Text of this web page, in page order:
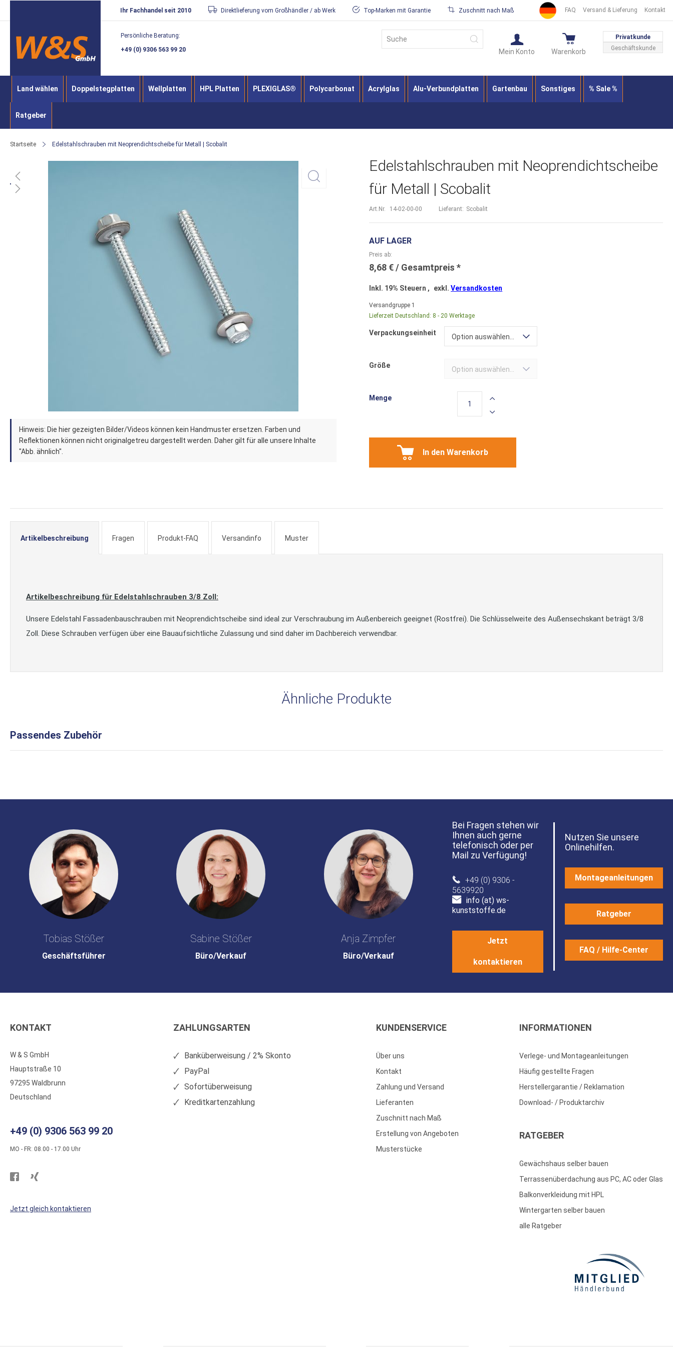
Direkt
zum
Inhalt
FAQ Versand & Lieferung Kontakt
Ihr Fachhandel seit 2010 Direktlieferung vom Großhändler / ab Werk Top-Marken mit Garantie Zuschnitt nach Maß
Privatkunde
Geschäftskunde
Persönliche Beratung:
+49 (0) 9306 563 99 20
Warenkorb
Mein Konto
Suche
Land wählen Doppelstegplatten Wellplatten HPL Platten PLEXIGLAS® Polycarbonat Acrylglas Alu-Verbundplatten Gartenbau Sonstiges % Sale %
Ratgeber
Startseite Edelstahlschrauben mit Neoprendichtscheibe für Metall | Scobalit
Ende
Zum
Anfang
der
Bildergalerie
Hinweis: Die hier gezeigten Bilder/Videos können kein Handmuster ersetzen. Farben und
Reflektionen können nicht originalgetreu dargestellt werden. Daher gilt für alle unsere Inhalte
"Abb. ähnlich".
Edelstahlschrauben mit Neoprendichtscheibe
für Metall | Scobalit
Art.Nr. 14-02-00-00 Lieferant: Scobalit
AUF LAGER
Preis ab
8,68 €
Inkl. 19% Steuern , exkl.Versandkosten
Versandgruppe 1
Lieferzeit Deutschland: 8 - 20 Werktage
Verpackungseinheit Option auswählen...
Größe Option auswählen...
Menge
In den Warenkorb
Artikelbeschreibung
Artikelbeschreibung für Edelstahlschrauben 3/8 Zoll:
Unsere Edelstahl Fassadenbauschrauben mit Neoprendichtscheibe sind ideal zur Verschraubung im Außenbereich geeignet (Rostfrei). Die Schlüsselweite des Außensechskant beträgt 3/8
Zoll. Diese Schrauben verfügen über eine Bauaufsichtliche Zulassung und sind daher im Dachbereich verwendbar.
Fragen Produkt-FAQ Versandinfo Muster
Ähnliche Produkte
Passendes Zubehör
Tobias Stößer
Geschäftsführer
Sabine Stößer
Büro/Verkauf
Anja Zimpfer
Büro/Verkauf
Bei Fragen stehen wir
Ihnen auch gerne
telefonisch oder per
Mail zu Verfügung!
+49 (0) 9306 -
5639920
info (at) ws-
kunststoffe.de
Jetzt
kontaktieren
Nutzen Sie unsere
Onlinehilfen.
Montageanleitungen
Ratgeber
FAQ / Hilfe-Center
KONTAKT
W & S GmbH
Hauptstraße 10
97295 Waldbrunn
Deutschland
+49 (0) 9306 563 99 20
MO - FR: 08.00 - 17.00 Uhr
Besuchen
WS
WS
Jetzt gleich kontaktieren
ZAHLUNGSARTEN
Banküberweisung / 2% Skonto
PayPal
Sofortüberweisung
Kreditkartenzahlung
KUNDENSERVICE
Über uns
Kontakt
Zahlung und Versand
Lieferanten
Zuschnitt nach Maß
Erstellung von Angeboten
Musterstücke
INFORMATIONEN
Verlege- und Montageanleitungen
Häufig gestellte Fragen
Herstellergarantie / Reklamation
Download- / Produktarchiv
RATGEBER
Gewächshaus selber bauen
Terrassenüberdachung aus PC, AC oder Glas
Balkonverkleidung mit HPL
Wintergarten selber bauen
alle Ratgeber